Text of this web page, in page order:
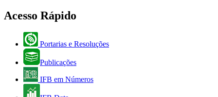
Acesso Rápido
Portarias e Resoluções
Publicações
IFB em Números